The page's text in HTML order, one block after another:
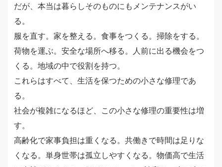
だが、本当は暮らしそのものにもメンテナンスがい
る。
服を直す。家を整える。食事をつくる。掃除をする。
荷物を運ぶ。安全な場所へ移る。人前に出る機会をつ
くる。地域の中で役割を持つ。
これらはすべて、生活を保つための小さな修理であ
る。
社会が複雑になるほど、この小さな修理の重要性は増
す。
高齢化で家事負担は重くなる。共働きで時間は足りな
くなる。単身世帯は孤立しやすくなる。物価高で生活